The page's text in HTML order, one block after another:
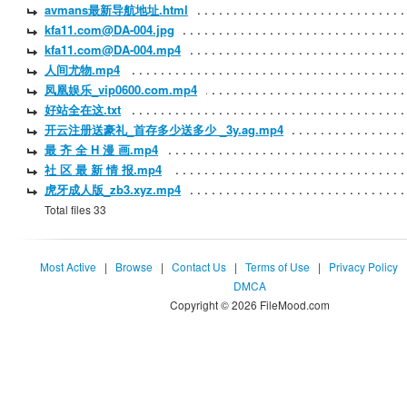
avmans最新导航地址.html
kfa11.com@DA-004.jpg
kfa11.com@DA-004.mp4
人间尤物.mp4
凤凰娱乐_vip0600.com.mp4
好站全在这.txt
开云注册送豪礼_首存多少送多少 _3y.ag.mp4
最 齐 全 H 漫 画.mp4
社 区 最 新 情 报.mp4
虎牙成人版_zb3.xyz.mp4
Total files 33
Most Active | Browse | Contact Us | Terms of Use | Privacy Policy
DMCA
Copyright © 2026 FileMood.com